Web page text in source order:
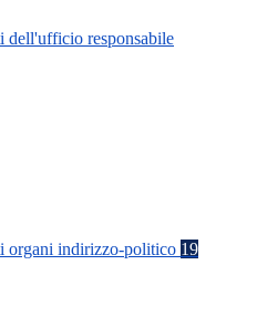
dell'ufficio responsabile
organi indirizzo-politico 19